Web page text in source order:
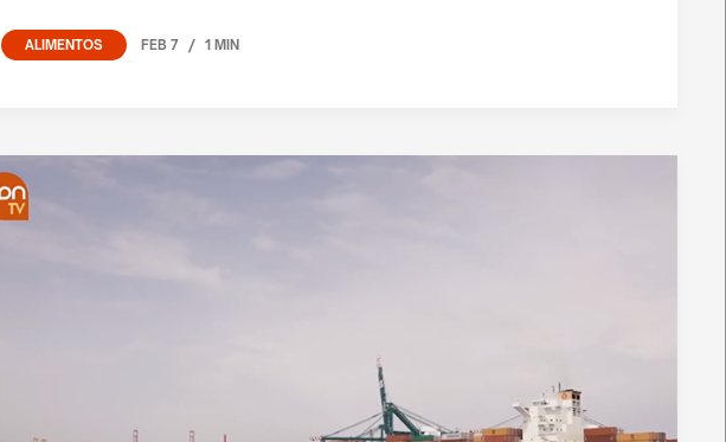
ALIMENTOS FEB 7 / 1 MIN